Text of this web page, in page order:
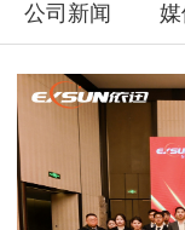
公司新闻